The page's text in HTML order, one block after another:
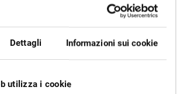
Dettagli Informazioni sui cookie
utilizza i cookie
tornitura [mm]